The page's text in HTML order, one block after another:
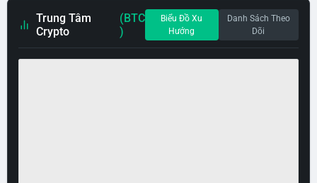
Trung Tâm
Crypto
(BTC
)
Biểu Đồ Xu
Hướng
Danh Sách Theo
Dõi